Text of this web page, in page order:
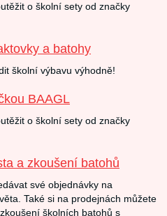
o školní sety od značky
a batohy
školní výbavu výhodně!
BAAGL
o školní sety od značky
a zkoušení batohů
své objednávky na
Také si na prodejnách můžete
školních batohů s